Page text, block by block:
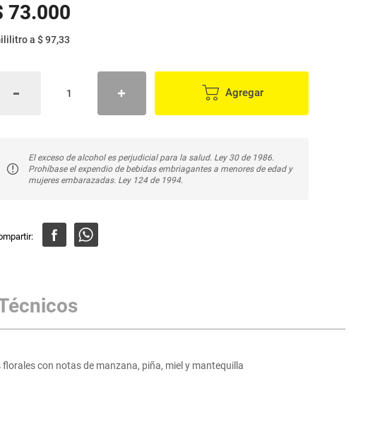
73.000
a $ 97,33
Agregar
El exceso de alcohol es perjudicial para la salud. Ley 30 de 1986.
Prohíbase el expendio de bebidas embriagantes a menores de edad y
mujeres embarazadas. Ley 124 de 1994.
con notas de manzana, piña, miel y mantequilla